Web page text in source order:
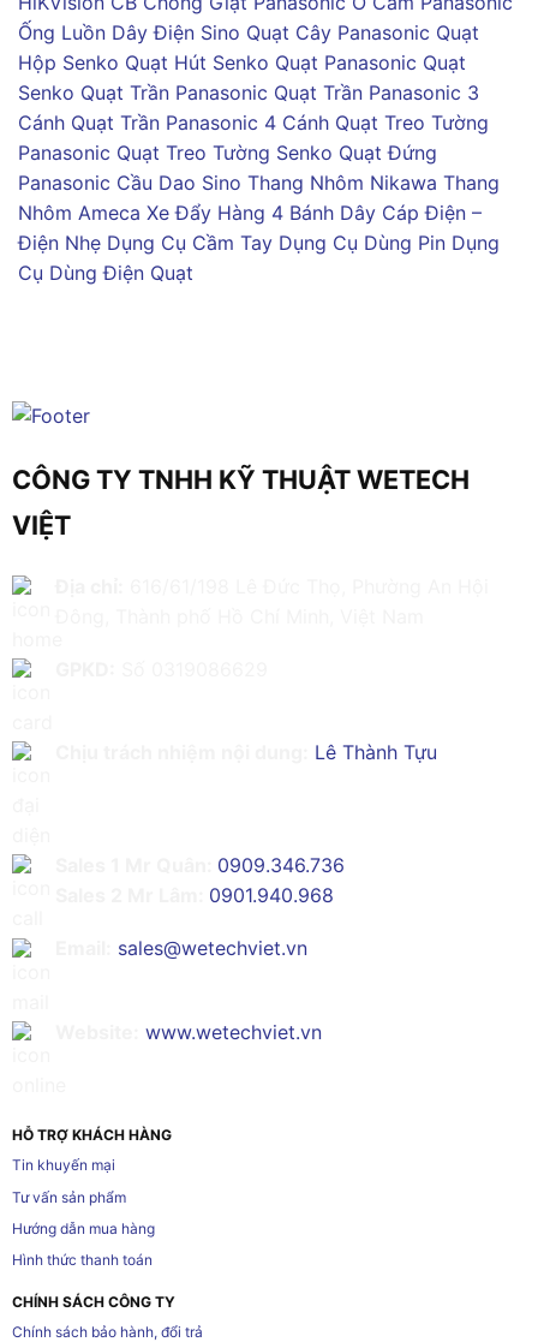
Ống Luồn Dây Điện Sino Quạt Cây Panasonic Quạt
Hộp Senko Quạt Hút Senko Quạt Panasonic Quạt
Senko Quạt Trần Panasonic Quạt Trần Panasonic 3
Cánh Quạt Trần Panasonic 4 Cánh Quạt Treo Tường
Panasonic Quạt Treo Tường Senko Quạt Đứng
Panasonic Cầu Dao Sino Thang Nhôm Nikawa Thang
Nhôm Ameca Xe Đẩy Hàng 4 Bánh Dây Cáp Điện –
Điện Nhẹ Dụng Cụ Cầm Tay Dụng Cụ Dùng Pin Dụng
Cụ Dùng Điện Quạt
CÔNG TY TNHH KỸ THUẬT WETECH
VIỆT
Lê Thành Tựu
0909.346.736
0901.940.968
sales@wetechviet.vn
www.wetechviet.vn
HỖ TRỢ KHÁCH HÀNG
Tin khuyến mại
Tư vấn sản phẩm
Hướng dẫn mua hàng
Hình thức thanh toán
CHÍNH SÁCH CÔNG TY
Chính sách bảo hành, đổi trả